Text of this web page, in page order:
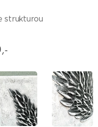
strukturou